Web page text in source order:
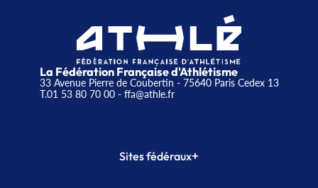
La Fédération Française d'Athlétisme
33 Avenue Pierre de Coubertin - 75640 Paris Cedex 13
T.01 53 80 70 00- ffa@athle.fr
Sites fédéraux+